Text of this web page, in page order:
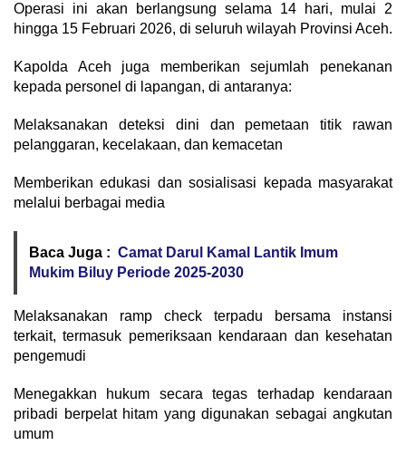
Operasi ini akan berlangsung selama 14 hari, mulai 2
hingga 15 Februari 2026, di seluruh wilayah Provinsi Aceh.
Kapolda Aceh juga memberikan sejumlah penekanan
kepada personel di lapangan, di antaranya:
Melaksanakan deteksi dini dan pemetaan titik rawan
pelanggaran, kecelakaan, dan kemacetan
Memberikan edukasi dan sosialisasi kepada masyarakat
melalui berbagai media
Baca Juga : Camat Darul Kamal Lantik Imum
Mukim Biluy Periode 2025-2030
Melaksanakan ramp check terpadu bersama instansi
terkait, termasuk pemeriksaan kendaraan dan kesehatan
pengemudi
Menegakkan hukum secara tegas terhadap kendaraan
pribadi berpelat hitam yang digunakan sebagai angkutan
umum